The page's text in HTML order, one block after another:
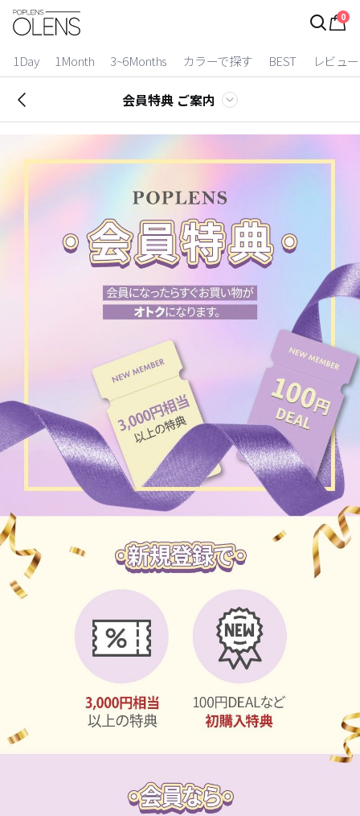
0
1Day 1Month 3~6Months カラーで探す BEST レビュー
ログイン
カラコン比較
今月限定特典
ベスト
装着期間
2 Weeks
3~6 Months
よりどりキット
チョコ
グレー
ブラック
ヘーゼル
グリーン
ピンク
乱視用
ケア用品
EYEしてる
カスタマーサービス
ショッピングガイド
会員特典 ご案内